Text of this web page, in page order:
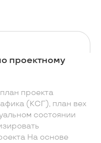
проектному
проекта
(КСГ), план вех
состоянии
На основе